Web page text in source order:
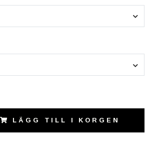
LÄGG TILL I KORGEN